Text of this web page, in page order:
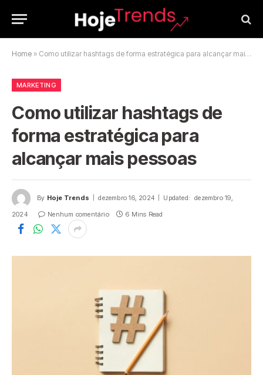
Home » Como utilizar hashtags de forma estratégica para alcançar mais pessoas
MARKETING
Como utilizar hashtags de
forma estratégica para
alcançar mais pessoas
By Hoje Trends dezembro 16, 2024 Updated: dezembro 19,
2024
Nenhum comentário 6 Mins Read